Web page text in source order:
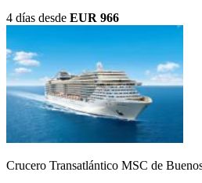
4 días desde EUR 966
Crucero Transatlántico MSC de